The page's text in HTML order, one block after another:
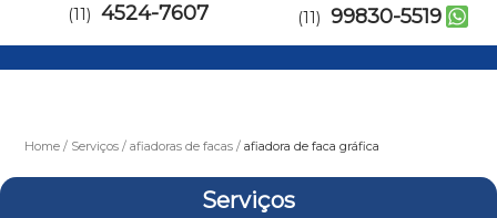
(11) 4524-7607 (11) 99830-5519
Home Serviços afiadoras de facas afiadora de faca gráfica
Serviços